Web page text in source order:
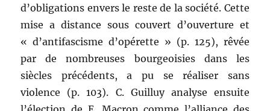
d’obligations envers le reste de la société. Cette
mise a distance sous couvert d’ouverture et
« d’antifascisme d’opérette » (p. 125), rêvée
par de nombreuses bourgeoisies dans les
siècles précédents, a pu se réaliser sans
violence (p. 103). C. Guilluy analyse ensuite